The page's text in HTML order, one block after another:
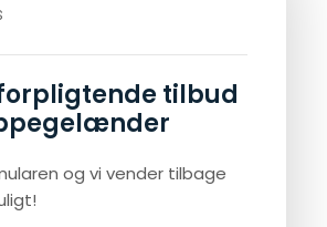
tilbud
og vi vender tilbage